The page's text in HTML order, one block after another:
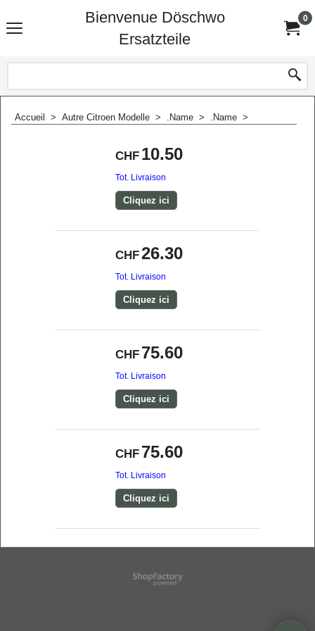
Bienvenue Döschwo
Ersatzteile
0
Accueil > Autre Citroen Modelle > .Name > .Name >
CHF 10.50
Tot. Livraison
Cliquez ici
CHF26.30
Tot. Livraison
Cliquez ici
CHF 75.60
Tot. Livraison
Cliquez ici
CHF 75.60
Tot. Livraison
Cliquez ici
Boutique en ligne créés
avec le logiciel